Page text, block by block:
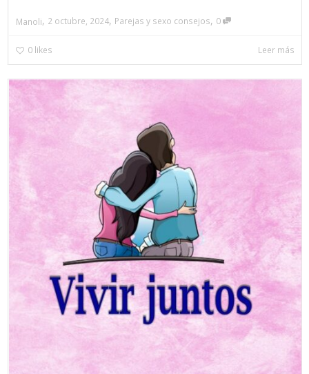
Manoli, 2 octubre, 2024, Parejas y sexo consejos, 0
0 likes Leer más